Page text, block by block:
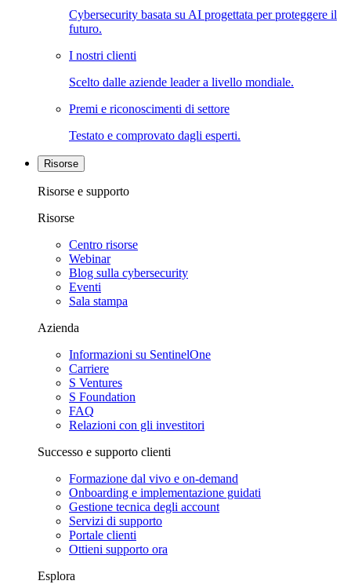
Cybersecurity basata su AI progettata per proteggere il
futuro.
I nostri clienti
Scelto dalle aziende leader a livello mondiale.
Premi e riconoscimenti di settore
Testato e comprovato dagli esperti.
Risorse
Risorse e supporto
Risorse
Centro risorse
Webinar
Blog sulla cybersecurity
Eventi
Sala stampa
Azienda
Informazioni su SentinelOne
Carriere
S Ventures
S Foundation
FAQ
Relazioni con gli investitori
Successo e supporto clienti
Formazione dal vivo e on-demand
Onboarding e implementazione guidati
Gestione tecnica degli account
Servizi di supporto
Portale clienti
Ottieni supporto ora
Esplora